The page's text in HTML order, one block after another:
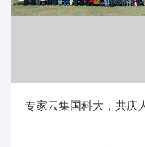
专家云集国科大，共庆